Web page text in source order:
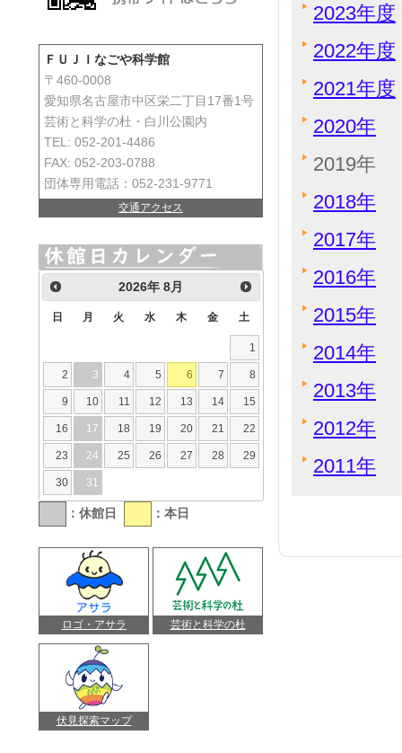
2023年度
2022年度
2021年度
2020年
2019年
2018年
2017年
2016年
2015年
2014年
2013年
2012年
2011年
ＦＵＪＩなごや科学館
〒460-0008
愛知県名古屋市中区栄二丁目17番1号
芸術と科学の杜・白川公園内
TEL: 052-201-4486
FAX: 052-203-0788
団体専用電話：052-231-9771
交通アクセス
2026年8月
日 月 火 水 木 金 土
1
2 3 4 5 6 7 8
9 10 11 12 13 14 15
16 17 18 19 20 21 22
23 24 25 26 27 28 29
30 31
：休館日 ：本日
ロゴ・アサラ 芸術と科学の杜
伏見探索マップ